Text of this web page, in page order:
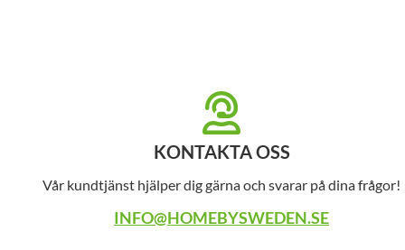
KONTAKTA OSS
Vår kundtjänst hjälper dig gärna och svarar på dina frågor!
INFO@HOMEBYSWEDEN.SE